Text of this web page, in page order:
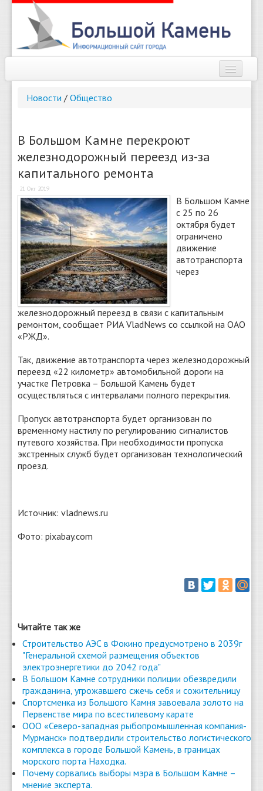
Новости
Справочник
О сайте
Найти
Новости / Общество
В Большом Камне перекроют
железнодорожный переезд из-за
капитального ремонта
21 Окт 2019
В Большом Камне
с 25 по 26
октября будет
ограничено
движение
автотранспорта
через
железнодорожный переезд в связи с капитальным
ремонтом, сообщает РИА VladNews со ссылкой на ОАО
«РЖД».
Так, движение автотранспорта через железнодорожный
переезд «22 километр» автомобильной дороги на
участке Петровка – Большой Камень будет
осуществляться с интервалами полного перекрытия.
Пропуск автотранспорта будет организован по
временному настилу по регулированию сигналистов
путевого хозяйства. При необходимости пропуска
экстренных служб будет организован технологический
проезд.
Источник: vladnews.ru
Фото: pixabay.com
Читайте так же
Строительство АЭС в Фокино предусмотрено в 2039г
"Генеральной схемой размещения объектов
электроэнергетики до 2042 года"
В Большом Камне сотрудники полиции обезвредили
гражданина, угрожавшего сжечь себя и сожительницу
Спортсменка из Большого Камня завоевала золото на
Первенстве мира по всестилевому карате
ООО «Северо-западная рыбопромышленная компания-
Мурманск» подтвердили строительство логистического
комплекса в городе Большой Камень, в границах
морского порта Находка.
Почему сорвались выборы мэра в Большом Камне –
мнение эксперта.